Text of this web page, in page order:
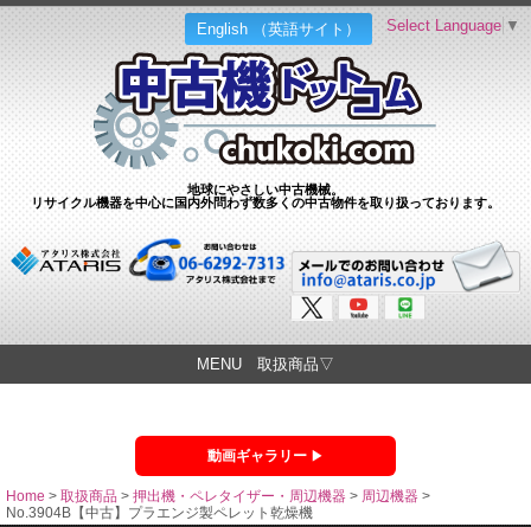
English （英語サイト）
地球にやさしい中古機械。
リサイクル機器を中心に国内外問わず数多くの中古物件を取り扱っております。
Select Language ▼
MENU 取扱商品▽
動画ギャラリー
Home > 取扱商品 > 押出機・ペレタイザー・周辺機器 > 周辺機器 >
No.3904B【中古】プラエンジ製ペレット乾燥機